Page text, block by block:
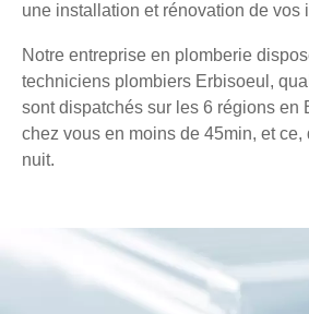
une installation et rénovation de vos
Notre entreprise en plomberie
techniciens plombiers Erbisoeul,
sont dispatchés sur les 6 régions en
chez vous en moins de 45min, et ce,
nuit.